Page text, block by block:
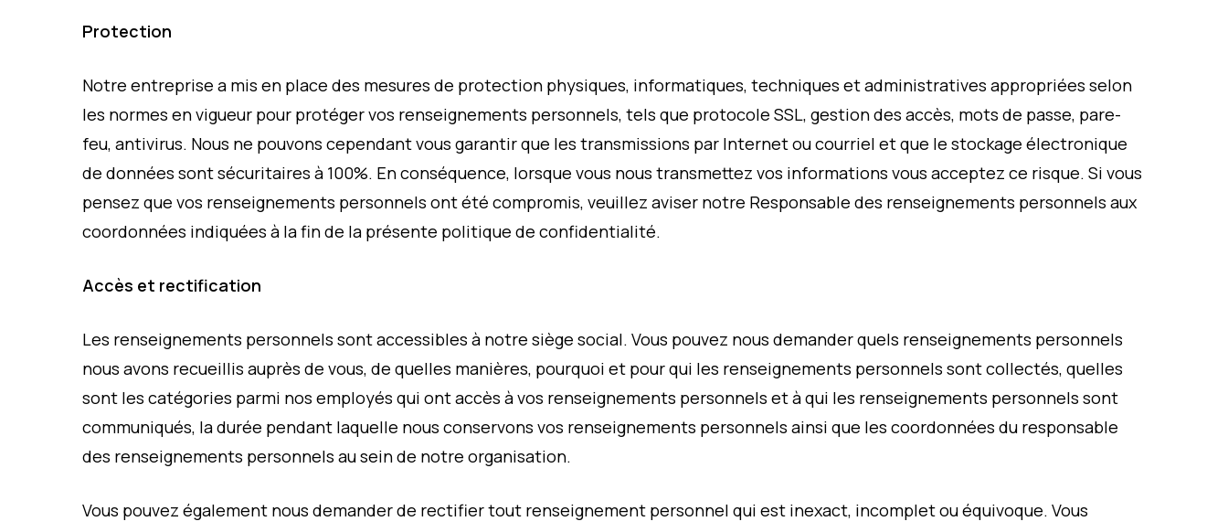
Protection
Notre entreprise a mis en place des mesures de protection physiques, informatiques, techniques et administratives appropriées selon
les normes en vigueur pour protéger vos renseignements personnels, tels que protocole SSL, gestion des accès, mots de passe, pare-
feu, antivirus. Nous ne pouvons cependant vous garantir que les transmissions par Internet ou courriel et que le stockage électronique
de données sont sécuritaires à 100%. En conséquence, lorsque vous nous transmettez vos informations vous acceptez ce risque. Si vous
pensez que vos renseignements personnels ont été compromis, veuillez aviser notre Responsable des renseignements personnels aux
coordonnées indiquées à la fin de la présente politique de confidentialité.
Accès et rectification
Les renseignements personnels sont accessibles à notre siège social. Vous pouvez nous demander quels renseignements personnels
nous avons recueillis auprès de vous, de quelles manières, pourquoi et pour qui les renseignements personnels sont collectés, quelles
sont les catégories parmi nos employés qui ont accès à vos renseignements personnels et à qui les renseignements personnels sont
communiqués, la durée pendant laquelle nous conservons vos renseignements personnels ainsi que les coordonnées du responsable
des renseignements personnels au sein de notre organisation.
Vous pouvez également nous demander de rectifier tout renseignement personnel qui est inexact, incomplet ou équivoque. Vous